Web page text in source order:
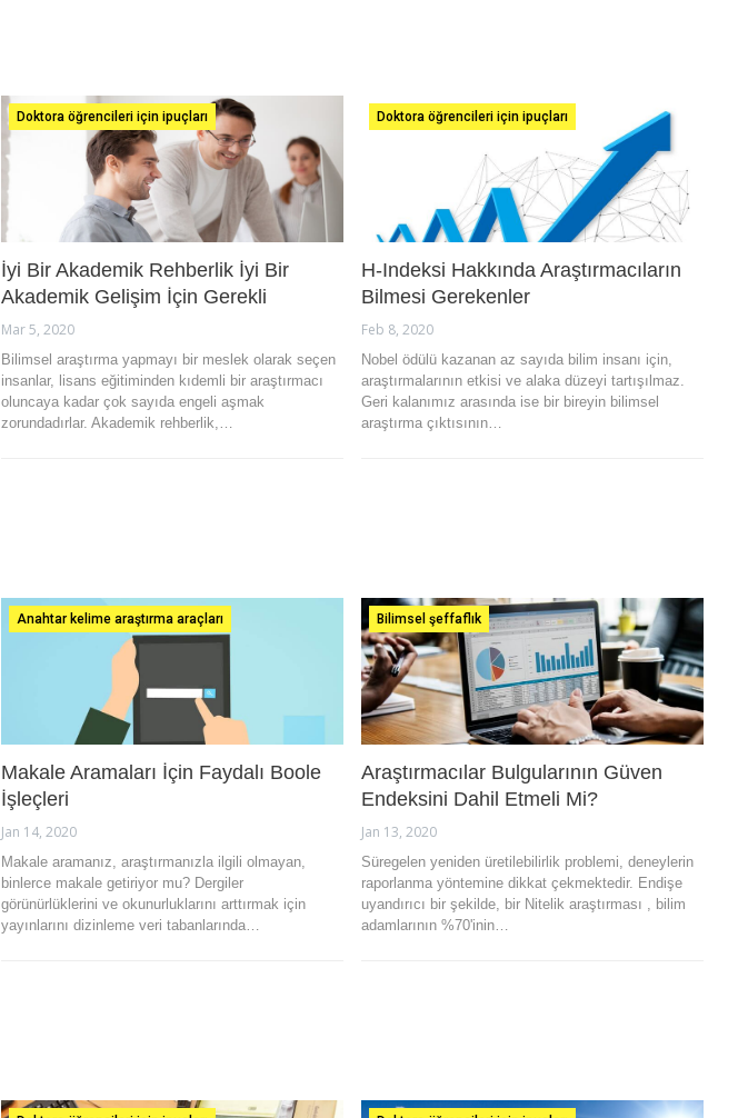
Doktora öğrencileri için ipuçları
İyi Bir Akademik Rehberlik İyi Bir
Akademik Gelişim İçin Gerekli
Mar 5, 2020
Bilimsel araştırma yapmayı bir meslek olarak seçen
insanlar, lisans eğitiminden kıdemli bir araştırmacı
oluncaya kadar çok sayıda engeli aşmak
zorundadırlar. Akademik rehberlik,…
Doktora öğrencileri için ipuçları
H-Indeksi Hakkında Araştırmacıların
Bilmesi Gerekenler
Feb 8, 2020
Nobel ödülü kazanan az sayıda bilim insanı için,
araştırmalarının etkisi ve alaka düzeyi tartışılmaz.
Geri kalanımız arasında ise bir bireyin bilimsel
araştırma çıktısının…
Anahtar kelime araştırma araçları
Makale Aramaları İçin Faydalı Boole
İşleçleri
Jan 14, 2020
Makale aramanız, araştırmanızla ilgili olmayan,
binlerce makale getiriyor mu? Dergiler
görünürlüklerini ve okunurluklarını arttırmak için
yayınlarını dizinleme veri tabanlarında…
Bilimsel şeffaflık
Araştırmacılar Bulgularının Güven
Endeksini Dahil Etmeli Mi?
Jan 13, 2020
Süregelen yeniden üretilebilirlik problemi, deneylerin
raporlanma yöntemine dikkat çekmektedir. Endişe
uyandırıcı bir şekilde, bir Nitelik araştırması , bilim
adamlarının %70'inin…